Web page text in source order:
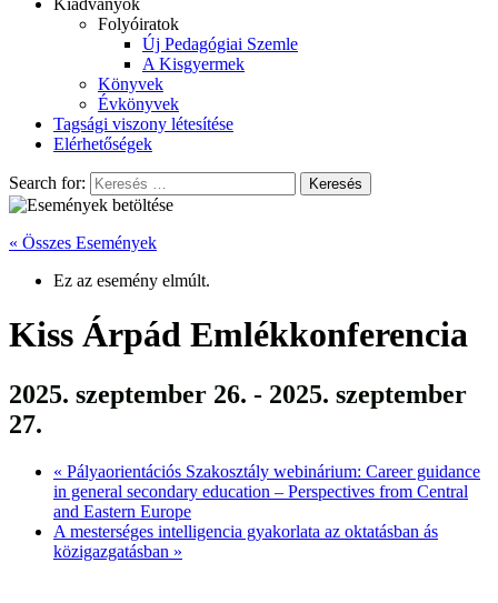
Kiadványok
Folyóiratok
Új Pedagógiai Szemle
A Kisgyermek
Könyvek
Évkönyvek
Tagsági viszony létesítése
Elérhetőségek
Search for:
« Összes Események
Ez az esemény elmúlt.
Kiss Árpád Emlékkonferencia
2025. szeptember 26. - 2025. szeptember
27.
« Pályaorientációs Szakosztály webinárium: Career guidance
in general secondary education – Perspectives from Central
and Eastern Europe
A mesterséges intelligencia gyakorlata az oktatásban ás
közigazgatásban »